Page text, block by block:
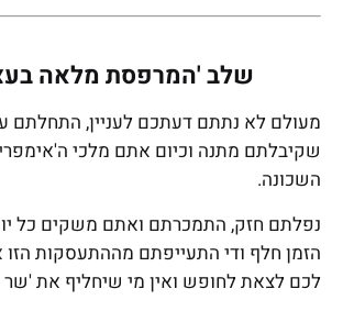
שלב 'המרפסת מלאה
מעולם לא נתתם דעתכם לעניין, התחלתם
שקיבלתם מתנה וכיום אתם מלכי
השכונה.
נפלתם חזק, התמכרתם ואתם משקים כל
הזמן חלף ודי התעייפתם מההתעסקות
לכם לצאת לחופש ואין מי שיחליף את